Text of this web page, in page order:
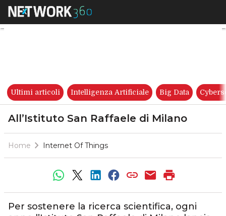
All’Istituto San Raffaele di
Ultimi articoli Intelligenza Artificiale Big Data
All’Istituto San Raffaele di Milano
Home Internet Of Things
Per sostenere la ricerca scientifica, ogni